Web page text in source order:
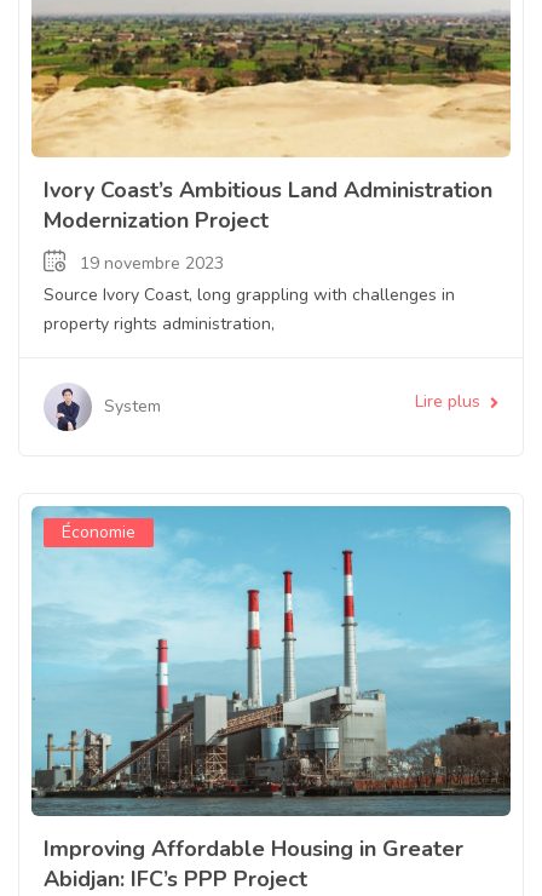
Ivory Coast’s Ambitious Land Administration
Modernization Project
19 novembre 2023
Source Ivory Coast, long grappling with challenges in
property rights administration,
System Lire plus
Économie
Improving Affordable Housing in Greater
Abidjan: IFC’s PPP Project